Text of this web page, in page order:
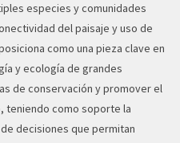
especies y comunidades
del paisaje y uso de
como una pieza clave en
y ecología de grandes
de conservación y promover el
como soporte la
decisiones que permitan